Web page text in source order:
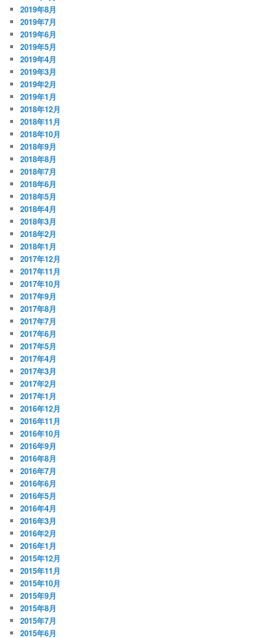
2019年8月
2019年7月
2019年6月
2019年5月
2019年4月
2019年3月
2019年2月
2019年1月
2018年12月
2018年11月
2018年10月
2018年9月
2018年8月
2018年7月
2018年6月
2018年5月
2018年4月
2018年3月
2018年2月
2018年1月
2017年12月
2017年11月
2017年10月
2017年9月
2017年8月
2017年7月
2017年6月
2017年5月
2017年4月
2017年3月
2017年2月
2017年1月
2016年12月
2016年11月
2016年10月
2016年9月
2016年8月
2016年7月
2016年6月
2016年5月
2016年4月
2016年3月
2016年2月
2016年1月
2015年12月
2015年11月
2015年10月
2015年9月
2015年8月
2015年7月
2015年6月